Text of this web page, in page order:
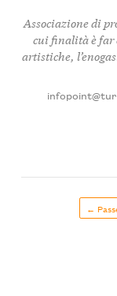
Associazione di
cui finalità è far
artistiche,
←